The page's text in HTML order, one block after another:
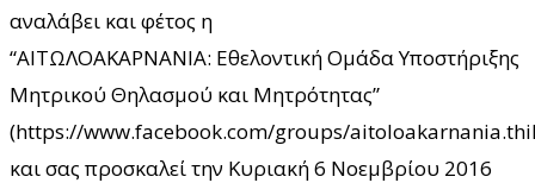
αναλάβει και φέτος η
“ΑΙΤΩΛΟΑΚΑΡΝΑΝΙΑ: Εθελοντική Ομάδα Υποστήριξης
Μητρικού Θηλασμού και Μητρότητας”
(https://www.facebook.com/groups/
και σας προσκαλεί την Κυριακή 6 Νοεμβρίου 2016